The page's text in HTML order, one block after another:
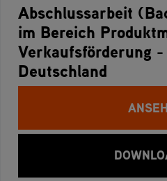
Abschlussarbeit
im Bereich
Verkaufsförderung
Deutschland